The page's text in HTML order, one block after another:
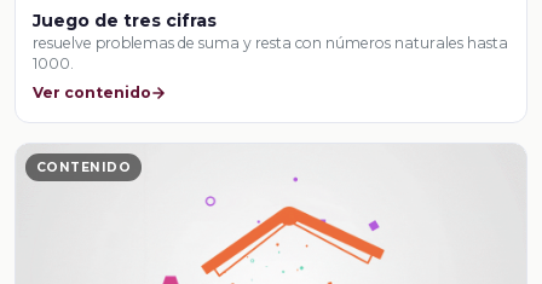
Juego de tres cifras
resuelve problemas de suma y resta con números naturales hasta
1000.
Ver contenido
CONTENIDO